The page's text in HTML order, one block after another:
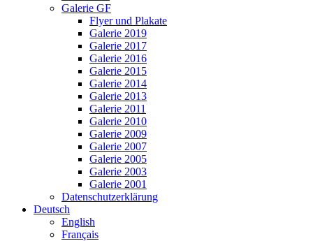
Galerie GF
Flyer und Plakate
Galerie 2019
Galerie 2017
Galerie 2016
Galerie 2015
Galerie 2014
Galerie 2013
Galerie 2011
Galerie 2010
Galerie 2009
Galerie 2007
Galerie 2005
Galerie 2003
Galerie 2001
Datenschutzerklärung
Deutsch
English
Français